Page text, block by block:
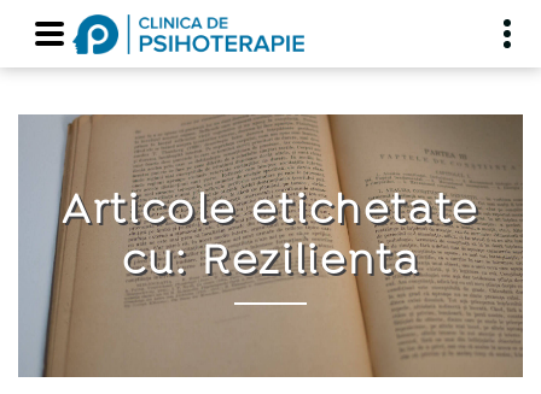
Articole etichetate
cu: Rezilienta